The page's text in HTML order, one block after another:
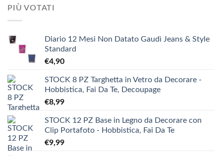
PIÙ VOTATI
Diario 12 Mesi Non Datato Gaudì Jeans & Style
Standard
€4,90
STOCK 8 PZ Targhetta in Vetro da Decorare -
Hobbistica, Fai Da Te, Decoupage
€8,99
STOCK 12 PZ Base in Legno da Decorare con
Clip Portafoto - Hobbistica, Fai Da Te
€9,99